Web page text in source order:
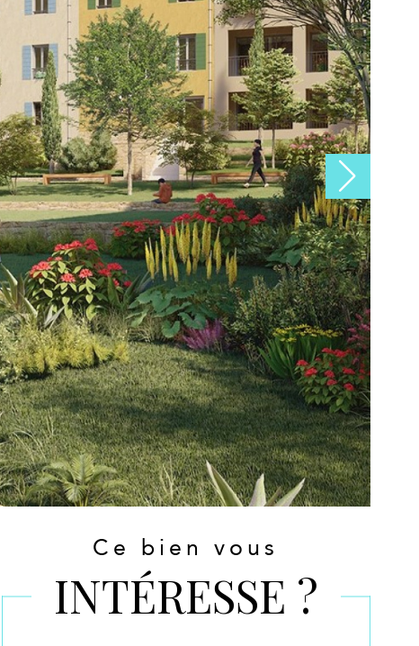
Ce bien vous
INTÉRESSE ?